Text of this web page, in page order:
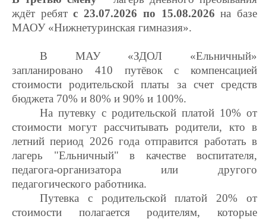
ждёт ребятс 23.07.2026 по 15.08.2026 на базе
МАОУ «Нижнетуринская гимназия».
В МАУ «ЗДОЛ «Ельничный»
запланировано 410 путёвок с компенсацией
стоимости родительской платы за счет средств
бюджета 70% и 80% и 90% и 100%.
На путевку с родительской платой 10% от
стоимости могут рассчитывать родители, кто в
летний период 2026 года отправится работать в
лагерь "Ельничный" в качестве воспитателя,
педагога-организатора или другого
педагогического работника.
Путевка с родительской платой 20% от
стоимости полагается родителям, которые